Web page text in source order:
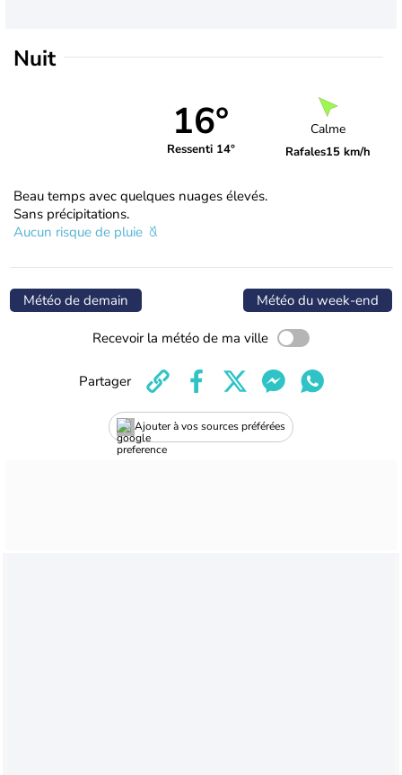
Nuit
16°
Ressenti 14°
Calme
Rafales15 km/h
Beau temps avec quelques nuages élevés.
Sans précipitations.
Aucun risque de pluie
Météo de demain Météo du week-end
Recevoir la météo de ma ville
Ajouter à vos sources préférées
Partager